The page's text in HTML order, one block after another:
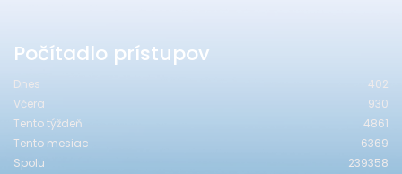
Počítadlo prístupov
Dnes
402
Včera
930
Tento týždeň
4861
Tento mesiac
6369
Spolu
239358